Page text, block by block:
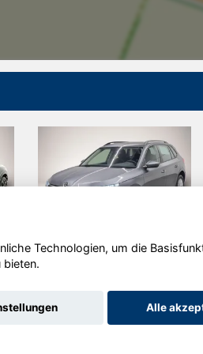
Skoda Kamiq
Technologien, um die
bieten.
Alle